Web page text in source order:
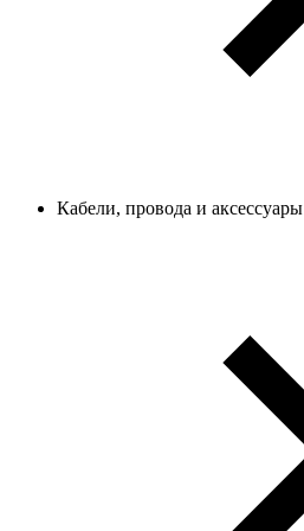
Кабели, провода и аксессуары